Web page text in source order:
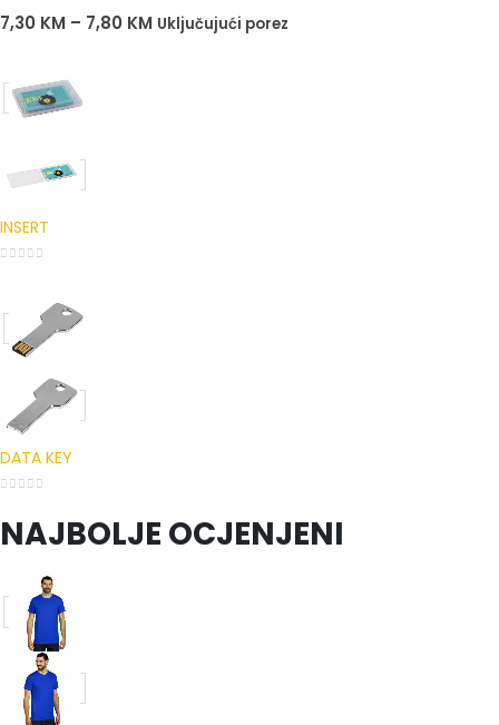
0out of 5
7,30 KM – 7,80 KM Uključujući porez
INSERT
DATA KEY
NAJBOLJE OCJENJENI